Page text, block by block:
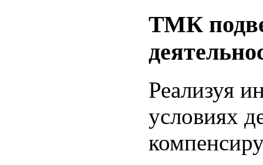
ТМК
Реализуя
условиях